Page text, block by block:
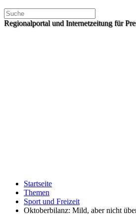
Regionalportal und Internetzeitung für
Startseite
Themen
Sport und Freizeit
Oktoberbilanz: Mild, aber nicht